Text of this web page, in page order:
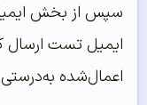
سپس از بخش
ایمیل تست ارسال
اعمال‌شده